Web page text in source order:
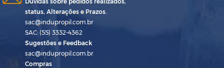
status, Alterações e Prazos.
sac@indupropil.com.br
SAC: (55) 3332-4362
Sugestões e Feedback
sac@indupropil.com.br
Compras